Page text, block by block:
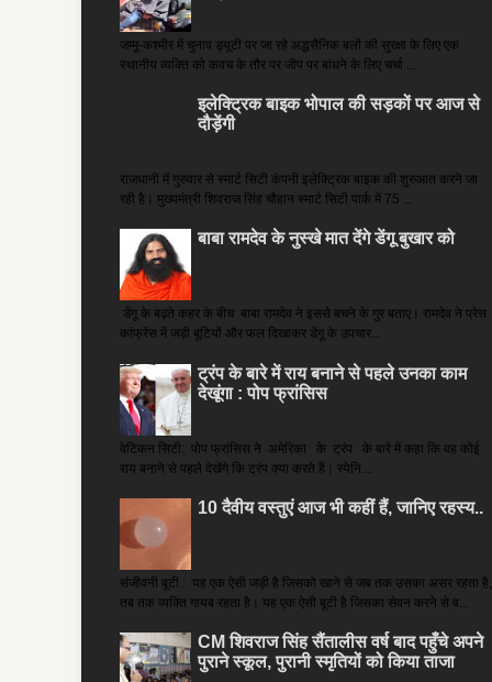
जम्मू-कश्मीर में चुनाव ड्यूटी पर जा रहे अद्धसैनिक बलों की सुरक्षा के लिए एक
स्थानीय व्यक्ति को कवच के तौर पर जीप पर बांधने के लिए चर्चा ...
इलेक्ट्रिक बाइक भोपाल की सड़कों पर आज से
दौड़ेंगी
राजधानी में गुरुवार से स्मार्ट सिटी कंपनी इलेक्ट्रिक बाइक की शुरुआत करने जा
रही है। मुख्यमंत्री शिवराज सिंह चौहान स्मार्ट सिटी पार्क में 75 ...
बाबा रामदेव के नुस्खे मात देंगे डेंगू बुखार को
डेंगू के बढ़ते कहर के बीच बाबा रामदेव ने इससे बचने के गुर बताए। रामदेव ने प्रेस
कांफ्रेंस में जड़ी बूटियों और फल दिखाकर डेंगू के उपचार...
ट्रंप के बारे में राय बनाने से पहले उनका काम
देखूंगा : पोप फ्रांसिस
वेटिकन सिटी: पोप फ्रांसिस ने अमेरिका के ट्रंप के बारे में कहा कि वह कोई
राय बनाने से पहले देखेंगे कि ट्रंप क्या करते हैं। स्पेनि...
10 दैवीय वस्तुएं आज भी कहीं हैं, जानिए रहस्य..
संजीवनी बूटी : यह एक ऐसी जड़ी है जिसको खाने से जब तक उसका असर रहता है,
तब तक व्यक्ति गायब रहता है। यह एक ऐसी बूटी है जिसका सेवन करने से व...
CM शिवराज सिंह सैंतालीस वर्ष बाद पहुँचे अपने
पुराने स्कूल, पुरानी स्मृतियों को किया ताजा